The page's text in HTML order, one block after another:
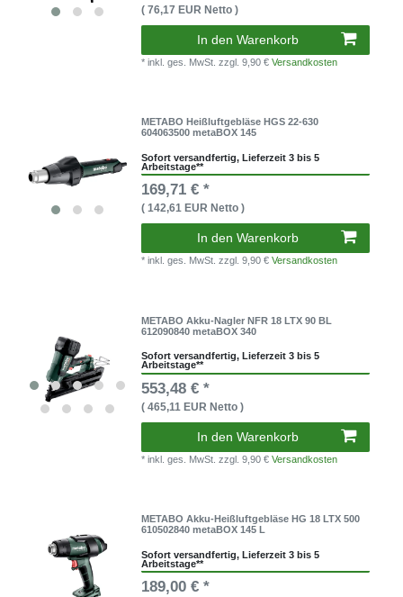
( 76,17 EUR Netto )
In den Warenkorb
* inkl. ges. MwSt.zzgl. 9,90 €Versandkosten
METABO Heißluftgebläse HGS 22-630
604063500 metaBOX 145
Sofort versandfertig, Lieferzeit 3 bis 5
Arbeitstage**
169,71 € *
( 142,61 EUR Netto )
In den Warenkorb
* inkl. ges. MwSt.zzgl. 9,90 €Versandkosten
METABO Akku-Nagler NFR 18 LTX 90 BL
612090840 metaBOX 340
Sofort versandfertig, Lieferzeit 3 bis 5
Arbeitstage**
553,48 € *
( 465,11 EUR Netto )
In den Warenkorb
* inkl. ges. MwSt.zzgl. 9,90 €Versandkosten
METABO Akku-Heißluftgebläse HG 18 LTX 500
610502840 metaBOX 145 L
Sofort versandfertig, Lieferzeit 3 bis 5
Arbeitstage**
189,00 € *